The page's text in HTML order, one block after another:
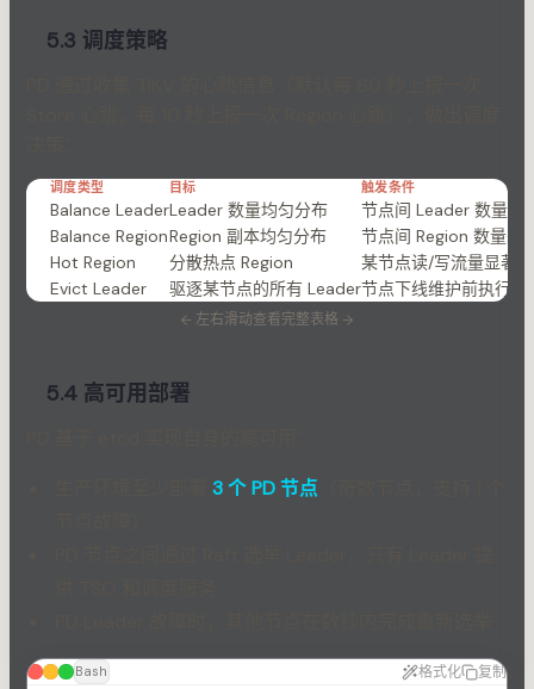
5.3 调度策略
调度类型 目标 触发条件
Balance LeaderLeader 数量均匀分布
节点间 Leader 数量差
Balance RegionRegion 副本均匀分布
节点间 Region 数量差
Hot Region
分散热点 Region
某节点读/写流量显著
Evict Leader
驱逐某节点的所有 Leader节点下线维护前执行
← 左右滑动查看完整表格 →
5.4 高可用部署
3 个 PD 节点
Bash 格式化 复制